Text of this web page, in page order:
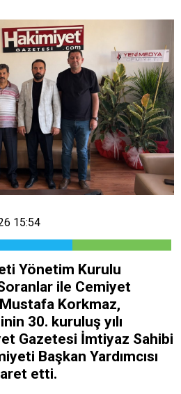
15:54
Yönetim Kurulu
ile Cemiyet
Mustafa Korkmaz,
30. kuruluş yılı
Gazetesi İmtiyaz Sahibi
Başkan Yardımcısı
etti.